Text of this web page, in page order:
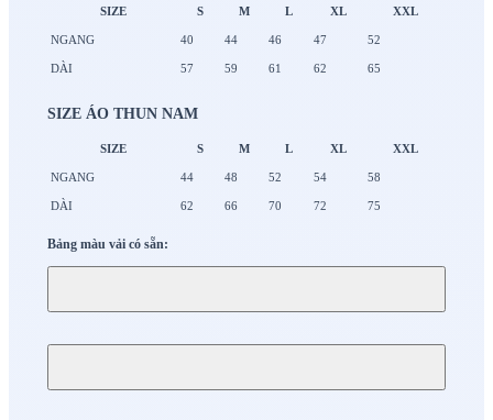
SIZE S M L XL XXL
NGANG 40 44 46 47 52
DÀI 57 59 61 62 65
SIZE ÁO THUN NAM
SIZE S M L XL XXL
NGANG 44 48 52 54 58
DÀI 62 66 70 72 75
Bảng màu vải có sẵn: